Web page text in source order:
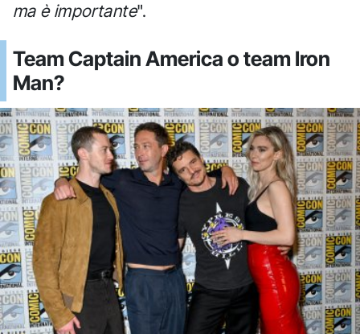
ma è importante".
Team Captain America o team Iron
Man?